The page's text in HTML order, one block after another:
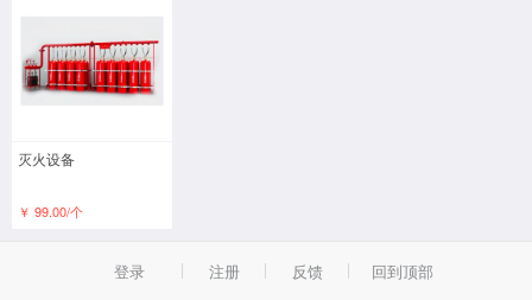
灭火设备
￥ 99.00/个
登录 注册 反馈 回到顶部